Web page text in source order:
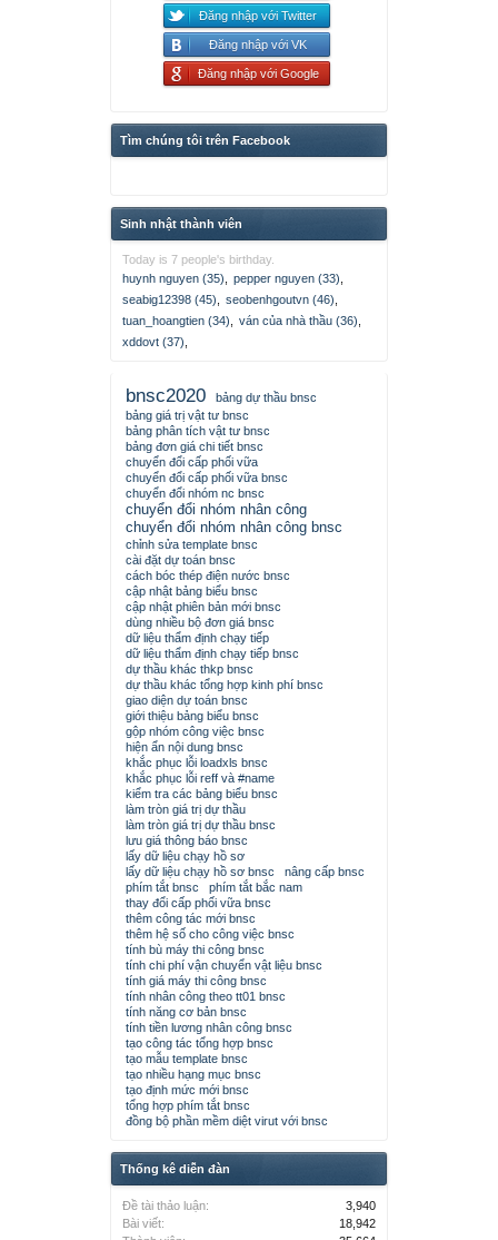
Đăng nhập với Twitter
Đăng nhập với VK
Đăng nhập với Google
Tìm chúng tôi trên Facebook
Sinh nhật thành viên
Today is 7 people's birthday.
huynh nguyen (35)
pepper nguyen (33)
seabig12398 (45)
seobenhgoutvn (46)
tuan_hoangtien (34)
ván của nhà thầu (36)
xddovt (37)
bnsc2020
bảng dự thầu bnsc
bảng giá trị vật tư bnsc
bảng phân tích vật tư bnsc
bảng đơn giá chi tiết bnsc
chuyển đổi cấp phối vữa
chuyển đổi cấp phối vữa bnsc
chuyển đổi nhóm nc bnsc
chuyển đổi nhóm nhân công
chuyển đổi nhóm nhân công bnsc
chỉnh sửa template bnsc
cài đặt dự toán bnsc
cách bóc thép điện nước bnsc
cập nhật bảng biểu bnsc
cập nhật phiên bản mới bnsc
dùng nhiều bộ đơn giá bnsc
dữ liệu thẩm định chạy tiếp
dữ liệu thẩm định chạy tiếp bnsc
dự thầu khác thkp bnsc
dự thầu khác tổng hợp kinh phí bnsc
giao diện dự toán bnsc
giới thiệu bảng biểu bnsc
gộp nhóm công việc bnsc
hiện ẩn nội dung bnsc
khắc phục lỗi loadxls bnsc
khắc phục lỗi reff và #name
kiểm tra các bảng biểu bnsc
làm tròn giá trị dự thầu
làm tròn giá trị dự thầu bnsc
lưu giá thông báo bnsc
lấy dữ liệu chạy hồ sơ
lấy dữ liệu chạy hồ sơ bnsc
nâng cấp bnsc
phím tắt bnsc
phím tắt bắc nam
thay đổi cấp phối vữa bnsc
thêm công tác mới bnsc
thêm hệ số cho công việc bnsc
tính bù máy thi công bnsc
tính chi phí vận chuyển vật liệu bnsc
tính giá máy thi công bnsc
tính nhân công theo tt01 bnsc
tính năng cơ bản bnsc
tính tiền lương nhân công bnsc
tạo công tác tổng hợp bnsc
tạo mẫu template bnsc
tạo nhiều hạng mục bnsc
tạo định mức mới bnsc
tổng hợp phím tắt bnsc
đồng bộ phần mềm diệt virut với bnsc
Thống kê diễn đàn
Đề tài thảo luận:
3,940
Bài viết:
18,942